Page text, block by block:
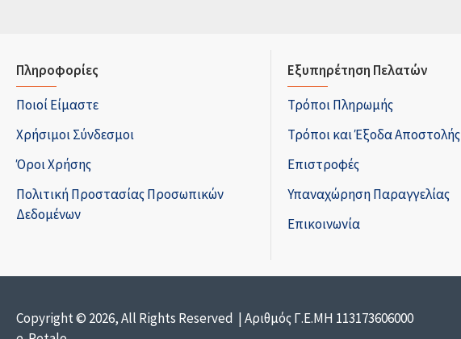
Πληροφορίες
Ποιοί Είμαστε
Χρήσιμοι Σύνδεσμοι
Όροι Χρήσης
Πολιτική Προστασίας Προσωπικών
Δεδομένων
Εξυπηρέτηση Πελατών
Τρόποι Πληρωμής
Τρόποι και Έξοδα Αποστολής
Επιστροφές
Υπαναχώρηση Παραγγελίας
Επικοινωνία
Copyright © 2026, All Rights Reserved | Αριθμός Γ.Ε.ΜΗ 113173606000